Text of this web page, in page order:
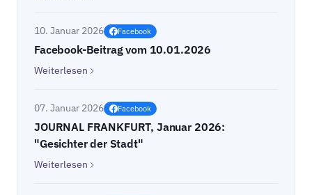
10. Januar 2026 Facebook
Facebook-Beitrag vom 10.01.2026
Weiterlesen
07. Januar 2026 Facebook
JOURNAL FRANKFURT, Januar 2026:
"Gesichter der Stadt"
Weiterlesen